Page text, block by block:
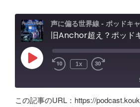
ビ
ュ
ー
忘
編
集」
ア
リ
【Google
Studio】
回
帰
の
「Tascam
DR-
07X」
声に偏る世界線 - ポッドキ
Play
Episode 1x
この記事のURL：https://